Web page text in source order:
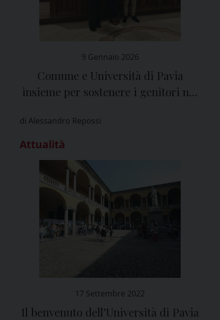
9 Gennaio 2026
Comune e Università di Pavia
insieme per sostenere i genitori nei
bambino
di Alessandro Repossi
Attualità
17 Settembre 2022
Il benvenuto dell’Università di Pavia